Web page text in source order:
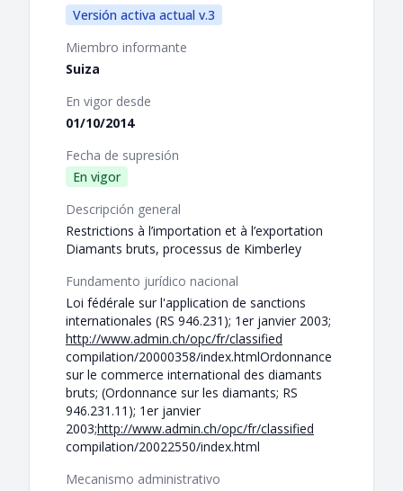
Versión activa actual v.3
Miembro informante
Suiza
En vigor desde
01/10/2014
Fecha de supresión
En vigor
Descripción general
Restrictions à l’importation et à l’exportation
Diamants bruts, processus de Kimberley
Fundamento jurídico nacional
Loi fédérale sur l'application de sanctions
internationales (RS 946.231); 1er janvier 2003;
http://www.admin.ch/opc/fr/classified
compilation/20000358/index.htmlOrdonnance
sur le commerce international des diamants
bruts; (Ordonnance sur les diamants; RS
946.231.11); 1er janvier
2003;http://www.admin.ch/opc/fr/classified
compilation/20022550/index.html
Mecanismo administrativo